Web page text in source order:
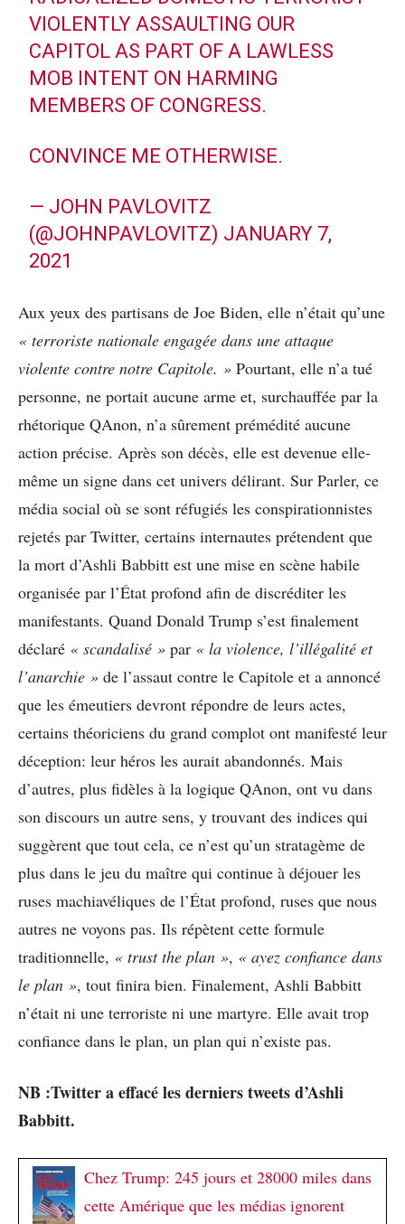
VIOLENTLY ASSAULTING OUR
CAPITOL AS PART OF A LAWLESS
MOB INTENT ON HARMING
MEMBERS OF CONGRESS.
CONVINCE ME OTHERWISE.
— JOHN PAVLOVITZ
(@JOHNPAVLOVITZ) JANUARY 7,
2021
Aux yeux des partisans de Joe Biden, elle n’était qu’une
« terroriste nationale engagée dans une attaque
violente contre notre Capitole. » Pourtant, elle n’a tué
personne, ne portait aucune arme et, surchauffée par la
rhétorique QAnon, n’a sûrement prémédité aucune
action précise. Après son décès, elle est devenue elle-
même un signe dans cet univers délirant. Sur Parler, ce
média social où se sont réfugiés les conspirationnistes
rejetés par Twitter, certains internautes prétendent que
la mort d’Ashli Babbitt est une mise en scène habile
organisée par l’État profond afin de discréditer les
manifestants. Quand Donald Trump s’est finalement
déclaré « scandalisé » par « la violence, l’illégalité et
l’anarchie » de l’assaut contre le Capitole et a annoncé
que les émeutiers devront répondre de leurs actes,
certains théoriciens du grand complot ont manifesté leur
déception: leur héros les aurait abandonnés. Mais
d’autres, plus fidèles à la logique QAnon, ont vu dans
son discours un autre sens, y trouvant des indices qui
suggèrent que tout cela, ce n’est qu’un stratagème de
plus dans le jeu du maître qui continue à déjouer les
ruses machiavéliques de l’État profond, ruses que nous
autres ne voyons pas. Ils répètent cette formule
traditionnelle, « trust the plan », « ayez confiance dans
le plan », tout finira bien. Finalement, Ashli Babbitt
n’était ni une terroriste ni une martyre. Elle avait trop
confiance dans le plan, un plan qui n’existe pas.
NB :Twitter a effacé les derniers tweets d’Ashli
Babbitt.
Chez Trump: 245 jours et 28000 miles dans
cette Amérique que les médias ignorent